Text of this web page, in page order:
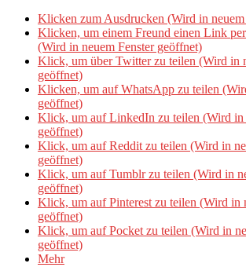
Klicken zum Ausdrucken (Wird in
Klicken, um einem Freund einen Link
(Wird in neuem Fenster geöffnet)
Klick, um über Twitter zu teilen (Wird in
geöffnet)
Klicken, um auf WhatsApp zu teilen
geöffnet)
Klick, um auf LinkedIn zu teilen (Wird in
geöffnet)
Klick, um auf Reddit zu teilen (Wird in
geöffnet)
Klick, um auf Tumblr zu teilen (Wird in
geöffnet)
Klick, um auf Pinterest zu teilen (Wird in
geöffnet)
Klick, um auf Pocket zu teilen (Wird in
geöffnet)
Mehr